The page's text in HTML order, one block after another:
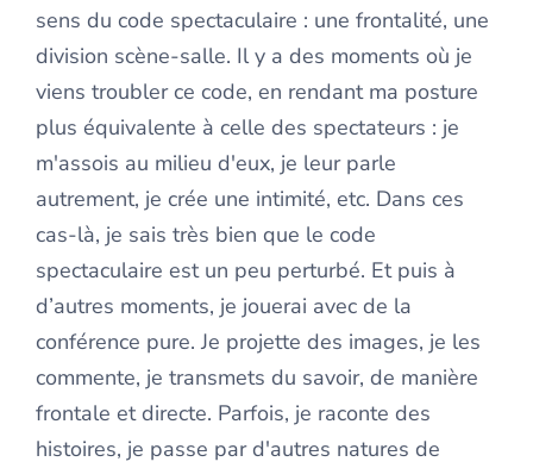
sens du code spectaculaire : une frontalité, une
division scène-salle. Il y a des moments où je
viens troubler ce code, en rendant ma posture
plus équivalente à celle des spectateurs : je
m'assois au milieu d'eux, je leur parle
autrement, je crée une intimité, etc. Dans ces
cas-là, je sais très bien que le code
spectaculaire est un peu perturbé. Et puis à
d’autres moments, je jouerai avec de la
conférence pure. Je projette des images, je les
commente, je transmets du savoir, de manière
frontale et directe. Parfois, je raconte des
histoires, je passe par d'autres natures de